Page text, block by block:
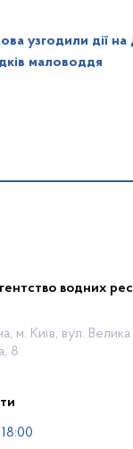
узгодили дії на
маловоддя
водних
м. Київ, вул. Велика
8